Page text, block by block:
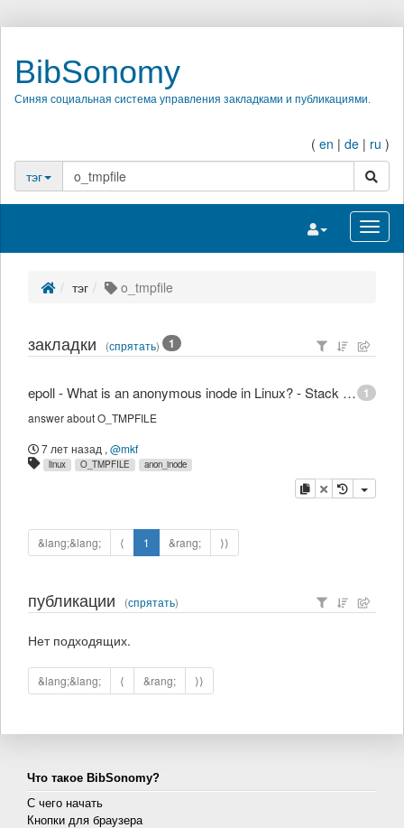
BibSonomy
Синяя социальная система управления закладками и публикациями.
( en | de | ru )
тэг
поиск
Переключить
тэг o_tmpfile
закладки (спрятать) 1
1
epoll - What is an anonymous inode in Linux? - Stack Overflow
answer about O_TMPFILE
7 лет назад , @mkf
linux O_TMPFILE anon_inode
копировать
удалить
&lang;&lang; ⟨ 1 &rang; ⟩⟩
публикации (спрятать)
Нет подходящих.
&lang;&lang; ⟨ &rang; ⟩⟩
Что такое BibSonomy?
С чего начать
Кнопки для браузера